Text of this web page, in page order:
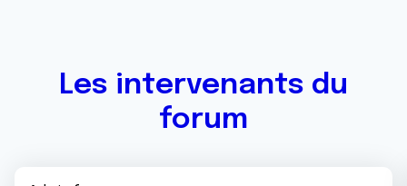
Les intervenants du
forum